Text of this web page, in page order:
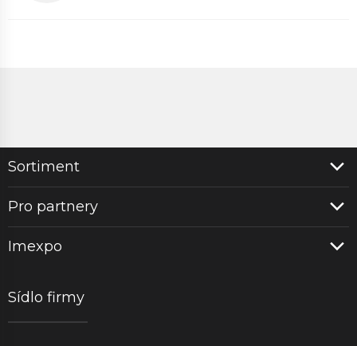
Sortiment
Pro partnery
Imexpo
Sídlo firmy